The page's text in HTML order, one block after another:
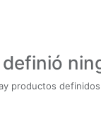
definió
productos